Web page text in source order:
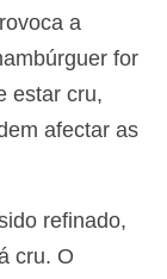
a
for
estar cru,
afectar as
refinado,
cru. O